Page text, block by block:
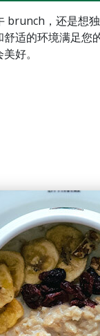
brunch，还是想
适的环境满足您
好。